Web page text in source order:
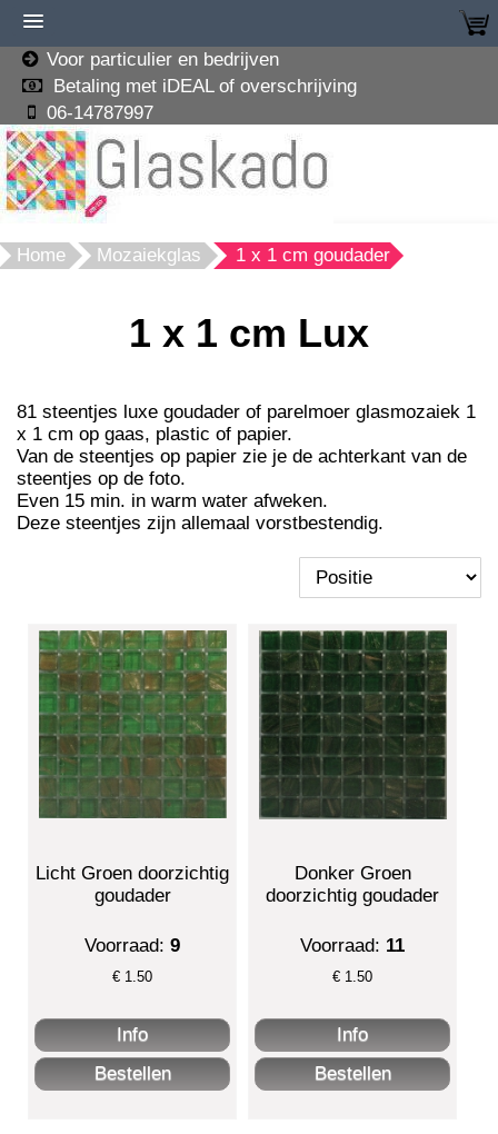
Voor particulier en bedrijven
Betaling met iDEAL of overschrijving
06-14787997
Home Mozaiekglas 1 x 1 cm goudader
1 x 1 cm Lux
81 steentjes luxe goudader of parelmoer glasmozaiek 1
x 1 cm op gaas, plastic of papier.
Van de steentjes op papier zie je de achterkant van de
steentjes op de foto.
Even 15 min. in warm water afweken.
Deze steentjes zijn allemaal vorstbestendig.
Licht Groen doorzichtig
goudader
Voorraad:9
€ 1.50
Donker Groen
doorzichtig goudader
Voorraad: 11
€ 1.50